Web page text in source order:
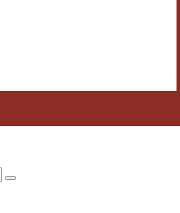
Search